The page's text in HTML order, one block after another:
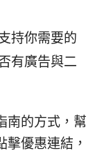
持你需要的
有廣告與二
南的方式，幫
優惠連結，